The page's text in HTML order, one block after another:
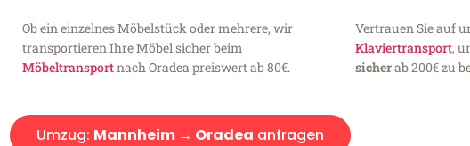
Ob ein einzelnes Möbelstück oder mehrere, wir
transportieren Ihre Möbel sicher beim
Möbeltransportnach Oradea preiswert ab 80€.
Vertrauen Sie auf
Klaviertransport,
sicherab 200€ zu
Umzug: Mannheim → Oradea anfragen